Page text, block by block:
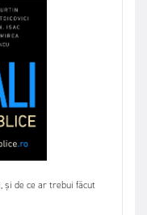
și de ce ar trebui făcut